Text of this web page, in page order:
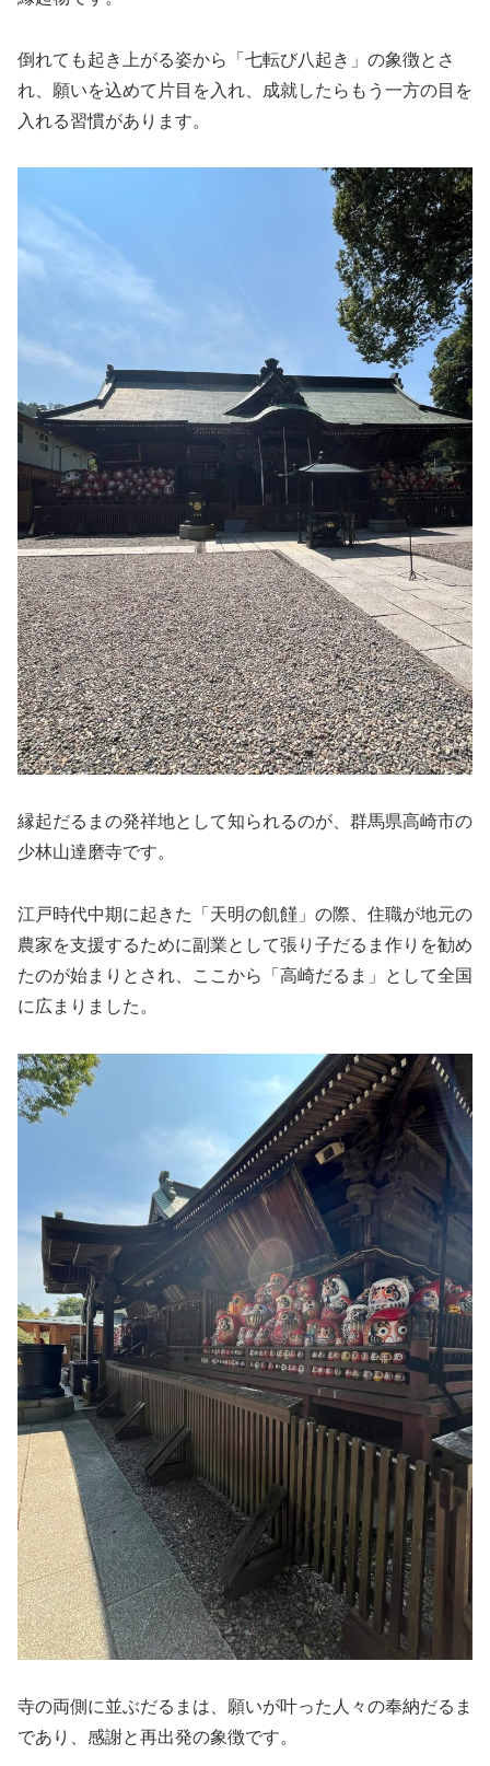
倒れても起き上がる姿から「七転び八起き」の象徴とさ
れ、願いを込めて片目を入れ、成就したらもう一方の目を
入れる習慣があります。
縁起だるまの発祥地として知られるのが、群馬県高崎市の
少林山達磨寺です。
江戸時代中期に起きた「天明の飢饉」の際、住職が地元の
農家を支援するために副業として張り子だるま作りを勧め
たのが始まりとされ、ここから「高崎だるま」として全国
に広まりました。
寺の両側に並ぶだるまは、願いが叶った人々の奉納だるま
であり、感謝と再出発の象徴です。